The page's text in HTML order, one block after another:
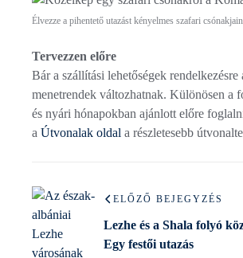
Élvezze a pihentető utazást kényelmes szafari
Tervezzen előre
Bár a szállítási lehetőségek rendelkezésre
menetrendek változhatnak. Különösen a
és nyári hónapokban ajánlott előre
a Útvonalak oldal a részletesebb
ELŐZŐ BEJEGYZÉS
Lezhe és a Shala folyó
Egy festői utazás